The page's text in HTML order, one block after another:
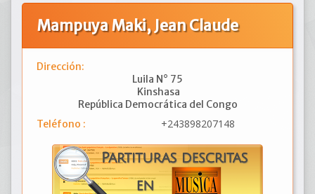
Mampuya Maki, Jean Claude
Dirección:
Luila N° 75
Kinshasa
República Democrática del Congo
Teléfono :
+243898207148